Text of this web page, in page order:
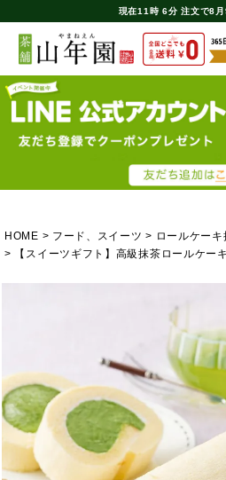
現在11時 6分 注文で8
HOME フード、スイーツ
ロールケーキ
【スイーツギフト】高級抹茶ロールケー